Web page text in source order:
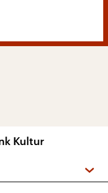
Kultur